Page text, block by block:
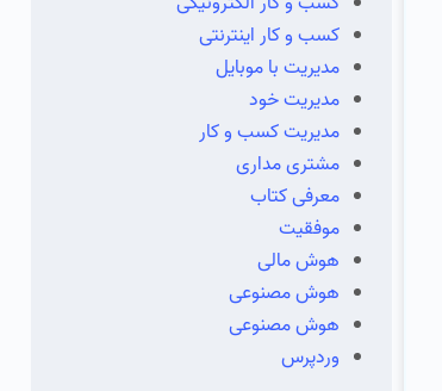
کسب و کار اینترنتی
مدیریت با موبایل
مدیریت خود
مدیریت کسب و کار
مشتری مداری
معرفی کتاب
موفقیت
هوش مالی
هوش مصنوعی
هوش مصنوعی
وردپرس